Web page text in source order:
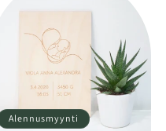
Alennusmyynti